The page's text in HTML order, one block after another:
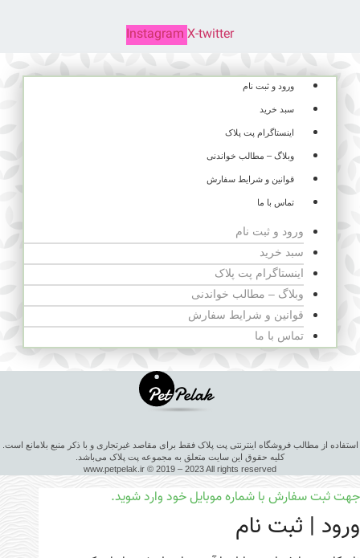
Instagram X-twitter
ورود و ثبت نام
سبد خرید
اینستاگرام پت پلاک
وبلاگ – مطالب خواندنی
قوانین و شرایط سفارش
تماس با ما
ورود و ثبت نام
سبد خرید
اینستاگرام پت پلاک
وبلاگ – مطالب خواندنی
قوانین و شرایط سفارش
تماس با ما
استفاده از مطالب فروشگاه اینترنتی پت پلاک فقط برای مقاصد غیرتجاری و با ذکر منبع بلامانع است.
کلیه حقوق این سایت متعلق به مجموعه پت پلاک می‌باشد.
www.petpelak.ir © 2019 – 2023 All rights reserved
جهت ثبت سفارش با شماره موبایل خود وارد شوید.
ورود | ثبت نام